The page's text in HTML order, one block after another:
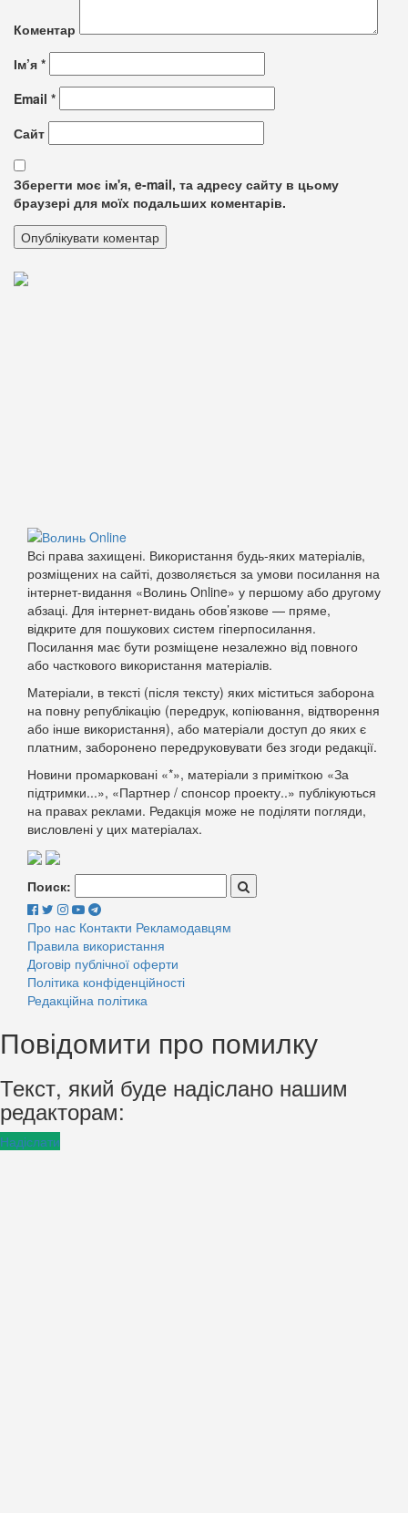
Коментар
Ім’я *
Email *
Сайт
Зберегти моє ім'я, e-mail, та адресу сайту в цьому
браузері для моїх подальших коментарів.
Всі права захищені. Використання будь-яких матеріалів,
розміщених на сайті, дозволяється за умови посилання на
інтернет-видання «Волинь Online» у першому або другому
абзаці. Для інтернет-видань обов’язкове — пряме,
відкрите для пошукових систем гіперпосилання.
Посилання має бути розміщене незалежно від повного
або часткового використання матеріалів.
Матеріали, в тексті (після тексту) яких міститься заборона
на повну републікацію (передрук, копіювання, відтворення
або інше використання), або матеріали доступ до яких є
платним, заборонено передруковувати без згоди редакції.
Новини промарковані «*», матеріали з приміткою «За
підтримки...», «Партнер / спонсор проекту..» публікуються
на правах реклами. Редакція може не поділяти погляди,
висловлені у цих матеріалах.
Поиск:
Про нас Контакти Рекламодавцям
Правила використання
Договір публічної оферти
Політика конфіденційності
Редакційна політика
Повідомити про помилку
Текст, який буде надіслано нашим
редакторам:
Надіслати